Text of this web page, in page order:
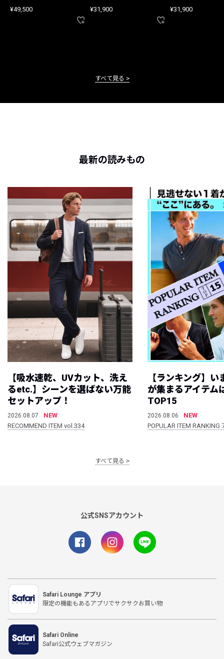
¥49,500 ¥31,900 ¥31,900
すべて見る
最新の読みもの
【吸水速乾、UVカット、洗え
るetc.】シーンを選ばない万能
セットアップ！
2026.08.07
NEW
RECOMMEND ITEM vol.334
【ランキング】
が集まるアイテム
TOP15
2026.08.06
NEW
POPULAR ITEM
すべて見る
公式SNSアカウント
Safari Lounge アプリ
限定の機能もあるアプリでサクサクお買い物
Safari Online
Safari公式ウェブマガジン